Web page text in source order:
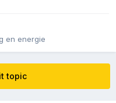
en energie
topic